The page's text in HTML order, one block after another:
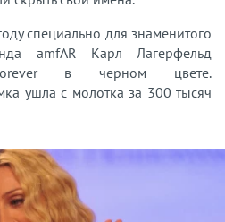
специально для знаменитого
amfAR Карл Лагерфельд
в черном цвете.
ушла с молотка за 300 тысяч